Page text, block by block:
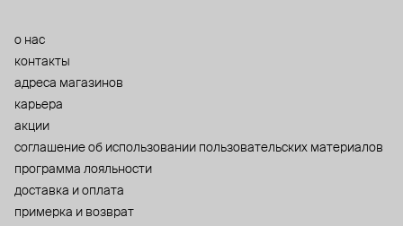
о нас
контакты
адреса магазинов
карьера
акции
cоглашение об использовании пользовательских материалов
программа лояльности
доставка и оплата
примерка и возврат